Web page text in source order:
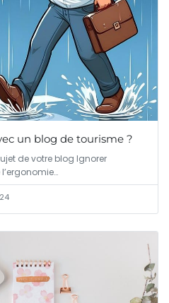
un blog de tourisme ?
de votre blog Ignorer